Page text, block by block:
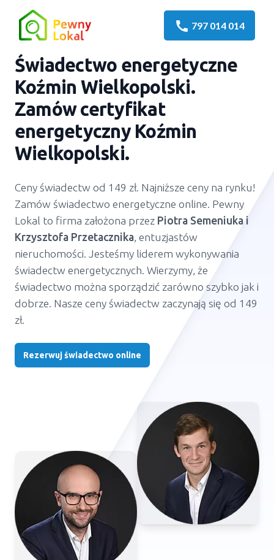
call 797 014 014
Świadectwo energetyczne
Koźmin Wielkopolski.
Zamów certyfikat
energetyczny Koźmin
Wielkopolski.
Ceny świadectw od 149 zł. Najniższe ceny na rynku!
Zamów świadectwo energetyczne online. Pewny
Lokal to firma założona przez Piotra Semeniuka i
Krzysztofa Przetacznika, entuzjastów
nieruchomości. Jesteśmy liderem wykonywania
świadectw energetycznych. Wierzymy, że
świadectwo można sporządzić zarówno szybko jak i
dobrze. Nasze ceny świadectw zaczynają się od 149
zł.
Rezerwuj świadectwo online